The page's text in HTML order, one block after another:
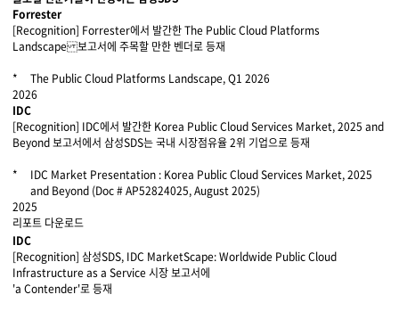
Forrester
[Recognition] Forrester에서 발간한 The Public Cloud Platforms
Landscape 보고서에 주목할 만한 벤더로 등재
The Public Cloud Platforms Landscape, Q1 2026
2026
IDC
[Recognition] IDC에서 발간한 Korea Public Cloud Services Market, 2025 and
Beyond 보고서에서 삼성SDS는 국내 시장점유율 2위 기업으로 등재
IDC Market Presentation : Korea Public Cloud Services Market, 2025
and Beyond (Doc # AP52824025, August 2025)
2025
리포트 다운로드
IDC
[Recognition] 삼성SDS, IDC MarketScape: Worldwide Public Cloud
Infrastructure as a Service 시장 보고서에
'a Contender'로 등재